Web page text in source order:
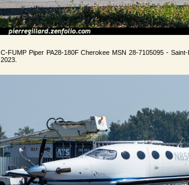
C-FUMP Piper PA28-180F Cherokee MSN 28-7105095 -
2023.